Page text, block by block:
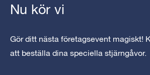
Nu kör vi
Gör ditt nästa företagsevent magiskt!
att beställa dina speciella stjärngåvor.